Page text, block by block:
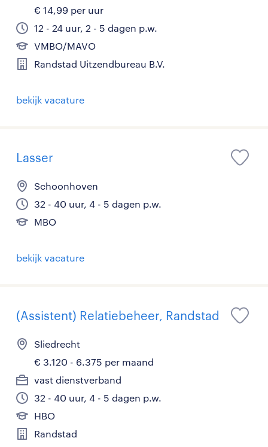
€ 14,99 per uur
12 - 24 uur, 2 - 5 dagen p.w.
VMBO/MAVO
Randstad Uitzendbureau B.V.
bekijk vacature
Lasser
Schoonhoven
32 - 40 uur, 4 - 5 dagen p.w.
MBO
bekijk vacature
(Assistent) Relatiebeheer, Randstad
Sliedrecht
€ 3.120 - 6.375 per maand
vast dienstverband
32 - 40 uur, 4 - 5 dagen p.w.
HBO
Randstad